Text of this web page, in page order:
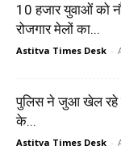
10 हजार युवाओं को
रोजगार मेलों का...
Astitva Times Desk -
पुलिस ने जुआ खेल रहे
के...
Astitva Times Desk -